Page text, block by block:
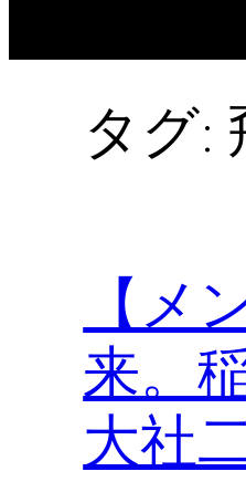
タグ:
【
来。
大社二